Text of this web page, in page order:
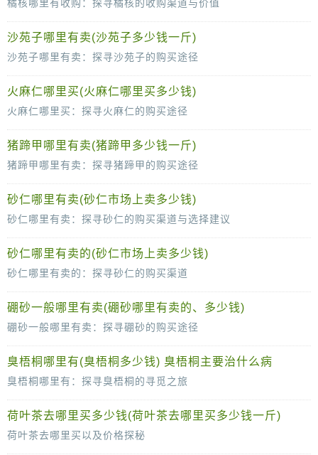
橘核哪里有收购：探寻橘核的收购渠道与价值
沙苑子哪里有卖(沙苑子多少钱一斤)
沙苑子哪里有卖：探寻沙苑子的购买途径
火麻仁哪里买(火麻仁哪里买多少钱)
火麻仁哪里买：探寻火麻仁的购买途径
猪蹄甲哪里有卖(猪蹄甲多少钱一斤)
猪蹄甲哪里有卖：探寻猪蹄甲的购买途径
砂仁哪里有卖(砂仁市场上卖多少钱)
砂仁哪里有卖：探寻砂仁的购买渠道与选择建议
砂仁哪里有卖的(砂仁市场上卖多少钱)
砂仁哪里有卖的：探寻砂仁的购买渠道
硼砂一般哪里有卖(硼砂哪里有卖的、多少钱)
硼砂一般哪里有卖：探寻硼砂的购买途径
臭梧桐哪里有(臭梧桐多少钱) 臭梧桐主要治什么病
臭梧桐哪里有：探寻臭梧桐的寻觅之旅
荷叶茶去哪里买多少钱(荷叶茶去哪里买多少钱一斤)
荷叶茶去哪里买以及价格探秘